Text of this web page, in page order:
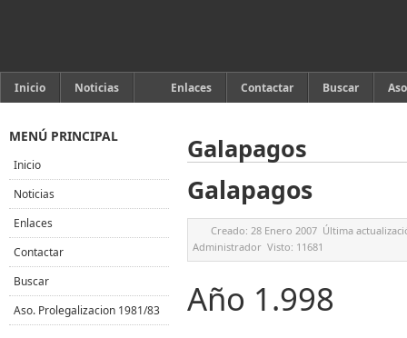
Inicio Noticias Enlaces Contactar Buscar
Galapagos
Galapagos
Creado: 28 Enero 2007 Última
Administrador Visto: 11681
Año 1.998
MENÚ PRINCIPAL
Inicio
Noticias
Enlaces
Contactar
Buscar
Aso. Prolegalizacion 1981/83